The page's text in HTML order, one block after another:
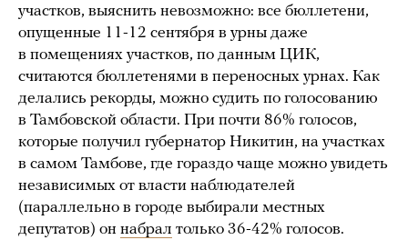
участков, выяснить невозможно: все бюллетени,
опущенные 11-12 сентября в урны даже
в помещениях участков, по данным ЦИК,
считаются бюллетенями в переносных урнах. Как
делались рекорды, можно судить по голосованию
в Тамбовской области. При почти 86% голосов,
которые получил губернатор Никитин, на участках
в самом Тамбове, где гораздо чаще можно увидеть
независимых от власти наблюдателей
(параллельно в городе выбирали местных
депутатов) он набрал только 36-42% голосов.